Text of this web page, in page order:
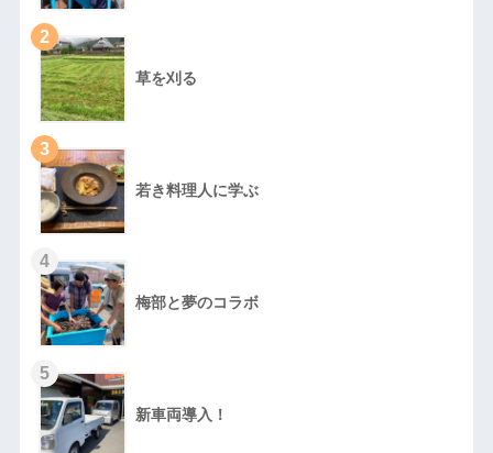
2
草を刈る
3
若き料理人に学ぶ
4
梅部と夢のコラボ
5
新車両導入！